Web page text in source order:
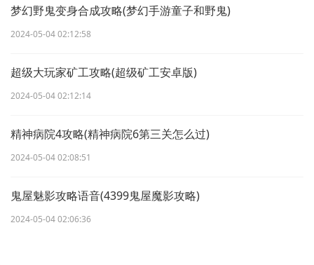
梦幻野鬼变身合成攻略(梦幻手游童子和野鬼)
2024-05-04 02:12:58
超级大玩家矿工攻略(超级矿工安卓版)
2024-05-04 02:12:14
精神病院4攻略(精神病院6第三关怎么过)
2024-05-04 02:08:51
鬼屋魅影攻略语音(4399鬼屋魔影攻略)
2024-05-04 02:06:36